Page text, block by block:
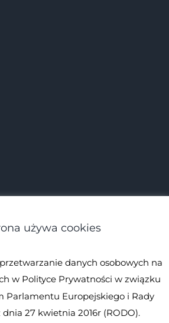
używa cookies
danych osobowych na
w Polityce Prywatności w związku
Parlamentu Europejskiego i Rady
dnia 27 kwietnia 2016r (RODO).